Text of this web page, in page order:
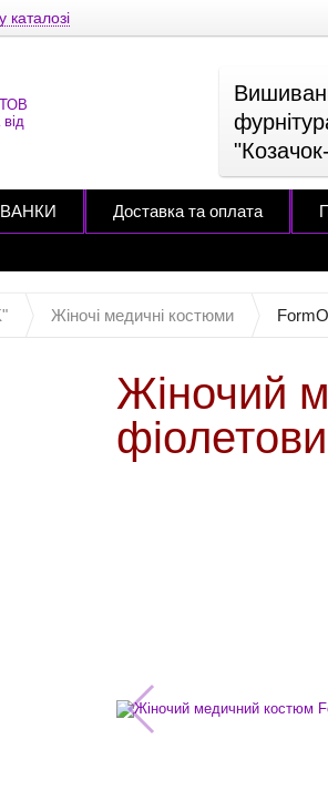
Доставка та оплата
Жіночі медичні костюми
Жіночий